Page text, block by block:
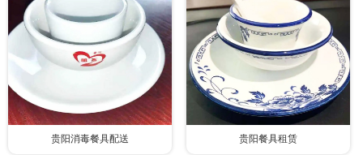
贵阳消毒餐具配送 贵阳餐具租赁